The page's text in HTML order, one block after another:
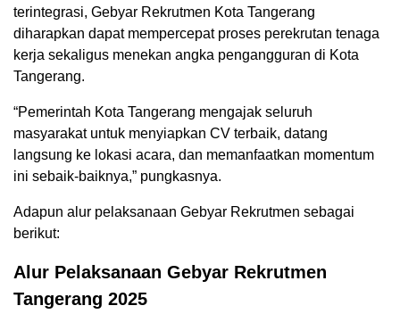
terintegrasi, Gebyar Rekrutmen Kota Tangerang
diharapkan dapat mempercepat proses perekrutan tenaga
kerja sekaligus menekan angka pengangguran di Kota
Tangerang.
“Pemerintah Kota Tangerang mengajak seluruh
masyarakat untuk menyiapkan CV terbaik, datang
langsung ke lokasi acara, dan memanfaatkan momentum
ini sebaik-baiknya,” pungkasnya.
Adapun alur pelaksanaan Gebyar Rekrutmen sebagai
berikut:
Alur Pelaksanaan Gebyar Rekrutmen
Tangerang 2025